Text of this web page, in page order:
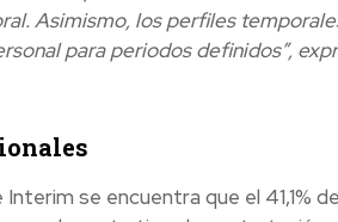
Asimismo, los perfiles
para periodos definidos”,
se encuentra que el 41,1%